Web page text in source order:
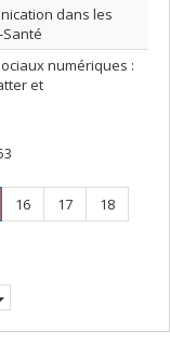
dans les
numériques :
et
Page
16 Page
17 Page
18